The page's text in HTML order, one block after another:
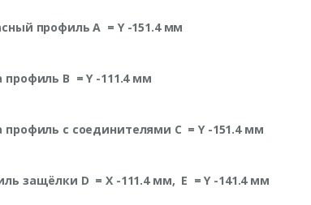
профиль A = Y -151.4 мм
профиль B = Y -111.4 мм
профиль с соединителями C = Y -151.4 мм
защёлки D = X -111.4 мм, E = Y -141.4 мм